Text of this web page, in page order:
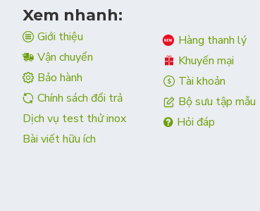
Vòi chậu rửa bát
Xe đẩy inox
giá để bát đĩa
kệ bếp inox
kệ gia vị
kệ inox
kệ inox 3 tầng
kệ inox nhà tắm
Xem nhanh:
Giới thiệu
Vận chuyển
Bảo hành
Chính sách đổi trả
Dịch vụ test thử inox
Bài viết hữu ích
Hàng thanh lý
Khuyến mại
Tài khoản
Bộ sưu tập mẫu
Hỏi đáp